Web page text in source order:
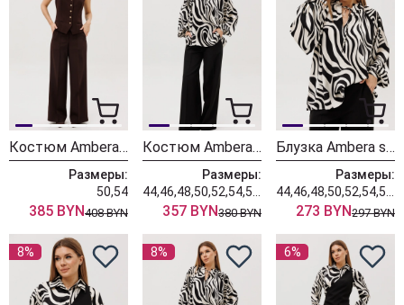
Костюм Ambera style 2139
Размеры:
50,54
385 BYN408 BYN
Костюм Ambera style 2135-3
Размеры:
357 BYN380 BYN
Блузка Ambera style 1128-3
Размеры:
273 BYN297 BYN
8% 8% 6%